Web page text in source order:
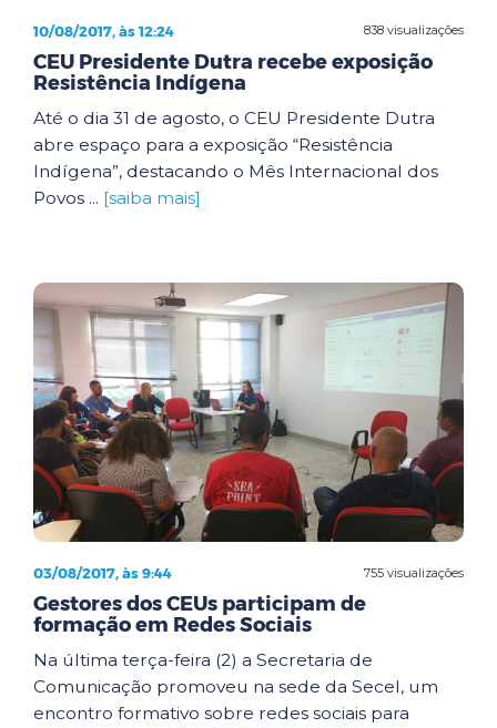
838 visualizações
10/08/2017, às 12:24
CEU Presidente Dutra recebe exposição
Resistência Indígena
Até o dia 31 de agosto, o CEU Presidente Dutra
abre espaço para a exposição “Resistência
Indígena”, destacando o Mês Internacional dos
Povos ... [saiba mais]
755 visualizações
03/08/2017, às 9:44
Gestores dos CEUs participam de
formação em Redes Sociais
Na última terça-feira (2) a Secretaria de
Comunicação promoveu na sede da Secel, um
encontro formativo sobre redes sociais para